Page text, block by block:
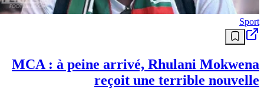
Sport
MCA : à peine arrivé, Rhulani Mokwena
reçoit une terrible nouvelle